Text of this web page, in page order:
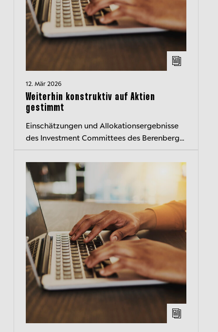
12. Mär 2026
Weiterhin konstruktiv auf Aktien
gestimmt
Einschätzungen und Allokationsergebnisse
des Investment Committees des Berenberg
zusammengefasst – der transparente
Einblick...